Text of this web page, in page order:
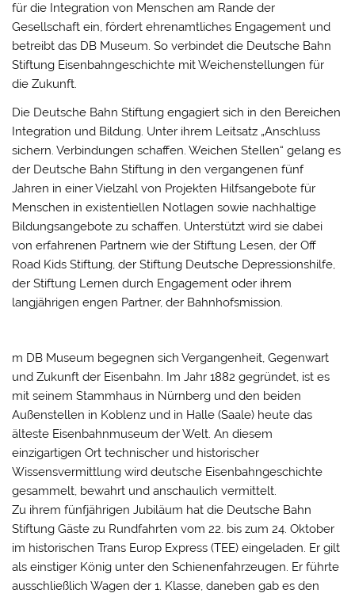
für die Integration von Menschen am Rande der
Gesellschaft ein, fördert ehrenamtliches Engagement und
betreibt das DB Museum. So verbindet die Deutsche Bahn
Stiftung Eisenbahngeschichte mit Weichenstellungen für
die Zukunft.
Die Deutsche Bahn Stiftung engagiert sich in den Bereichen
Integration und Bildung. Unter ihrem Leitsatz „Anschluss
sichern. Verbindungen schaffen. Weichen Stellen“ gelang es
der Deutsche Bahn Stiftung in den vergangenen fünf
Jahren in einer Vielzahl von Projekten Hilfsangebote für
Menschen in existentiellen Notlagen sowie nachhaltige
Bildungsangebote zu schaffen. Unterstützt wird sie dabei
von erfahrenen Partnern wie der Stiftung Lesen, der Off
Road Kids Stiftung, der Stiftung Deutsche Depressionshilfe,
der Stiftung Lernen durch Engagement oder ihrem
langjährigen engen Partner, der Bahnhofsmission.
m DB Museum begegnen sich Vergangenheit, Gegenwart
und Zukunft der Eisenbahn. Im Jahr 1882 gegründet, ist es
mit seinem Stammhaus in Nürnberg und den beiden
Außenstellen in Koblenz und in Halle (Saale) heute das
älteste Eisenbahnmuseum der Welt. An diesem
einzigartigen Ort technischer und historischer
Wissensvermittlung wird deutsche Eisenbahngeschichte
gesammelt, bewahrt und anschaulich vermittelt.
Zu ihrem fünfjährigen Jubiläum hat die Deutsche Bahn
Stiftung Gäste zu Rundfahrten vom 22. bis zum 24. Oktober
im historischen Trans Europ Express (TEE) eingeladen. Er gilt
als einstiger König unter den Schienenfahrzeugen. Er führte
ausschließlich Wagen der 1. Klasse, daneben gab es den